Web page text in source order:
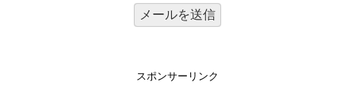
スポンサーリンク